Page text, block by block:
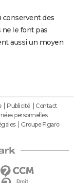
conservent des
ne le font pas
aussi un moyen
Publicité
Contact
personnelles
Groupe Figaro